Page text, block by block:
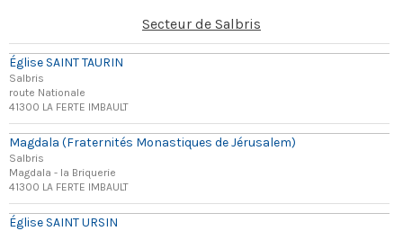
Secteur de Salbris
Église SAINT TAURIN
Salbris
route Nationale
41300 LA FERTE IMBAULT
Magdala (Fraternités Monastiques de Jérusalem)
Salbris
Magdala - la Briquerie
41300 LA FERTE IMBAULT
Église SAINT URSIN